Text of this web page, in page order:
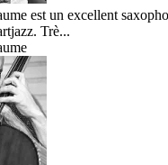
est un excellent
Trè...